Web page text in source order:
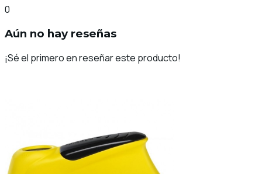
0
Aún no hay reseñas
¡Sé el primero en reseñar este producto!